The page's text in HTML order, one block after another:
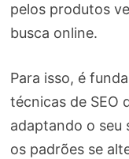
pelos produtos
busca online.
Para isso, é
técnicas de SEO
adaptando o
os padrões se